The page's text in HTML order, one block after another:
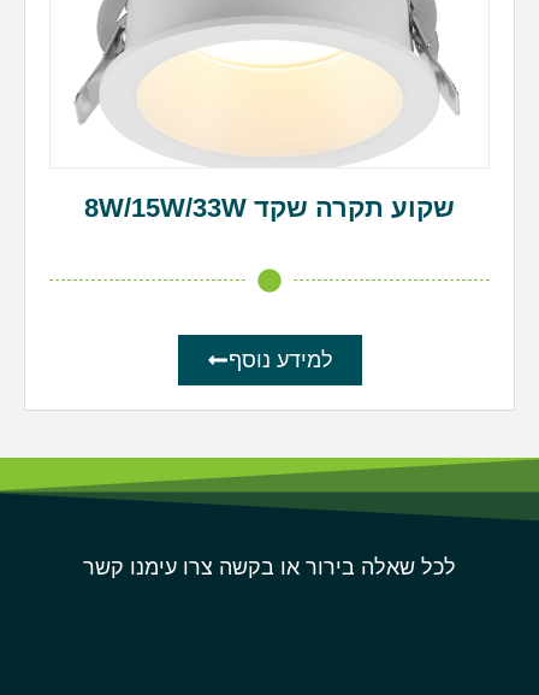
שקוע תקרה שקד 8W/15W/33W
למידע נוסף
לכל שאלה בירור או בקשה צרו עימנו קשר